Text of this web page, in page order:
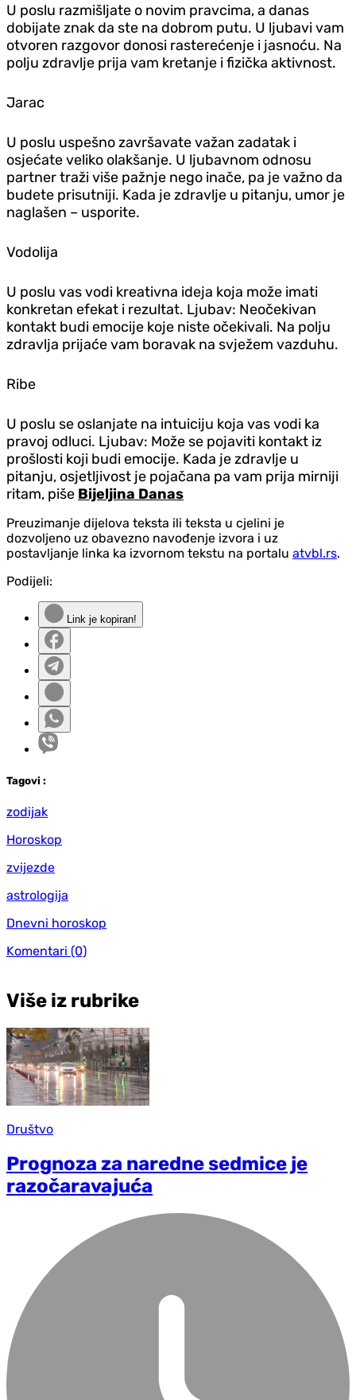
U poslu razmišljate o novim pravcima, a danas
dobijate znak da ste na dobrom putu. U ljubavi vam
otvoren razgovor donosi rasterećenje i jasnoću. Na
polju zdravlje prija vam kretanje i fizička aktivnost.
Jarac
U poslu uspešno završavate važan zadatak i
osjećate veliko olakšanje. U ljubavnom odnosu
partner traži više pažnje nego inače, pa je važno da
budete prisutniji. Kada je zdravlje u pitanju, umor je
naglašen – usporite.
Vodolija
U poslu vas vodi kreativna ideja koja može imati
konkretan efekat i rezultat. Ljubav: Neočekivan
kontakt budi emocije koje niste očekivali. Na polju
zdravlja prijaće vam boravak na svježem vazduhu.
Ribe
U poslu se oslanjate na intuiciju koja vas vodi ka
pravoj odluci. Ljubav: Može se pojaviti kontakt iz
prošlosti koji budi emocije. Kada je zdravlje u
pitanju, osjetljivost je pojačana pa vam prija mirniji
ritam, piše Bijeljina Danas
Preuzimanje dijelova teksta ili teksta u cjelini je
dozvoljeno uz obavezno navođenje izvora i uz
postavljanje linka ka izvornom tekstu na portalu atvbl.rs.
Podijeli:
Link je kopiran!
Tagovi :
zodijak
Horoskop
zvijezde
astrologija
Dnevni horoskop
Komentari (0)
Više iz rubrike
Društvo
Prognoza za naredne sedmice je
razočaravajuća